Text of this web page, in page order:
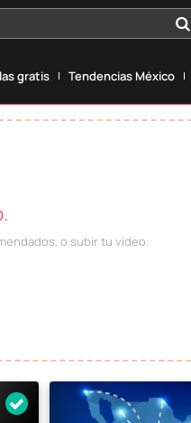
gratis Tendencias México
o subir tu vídeo.